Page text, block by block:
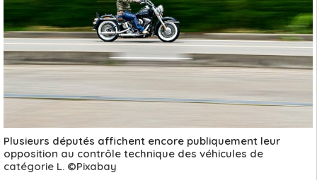
Plusieurs députés affichent encore publiquement leur
opposition au contrôle technique des véhicules de
catégorie L. ©Pixabay